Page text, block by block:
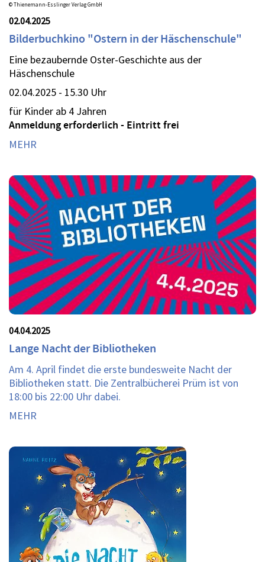
© Thienemann-Esslinger Verlag GmbH
02.04.2025
Bilderbuchkino "Ostern in der Häschenschule"
Eine bezaubernde Oster-Geschichte aus der
Häschenschule
02.04.2025 - 15.30 Uhr
für Kinder ab 4 Jahren
Anmeldung erforderlich - Eintritt frei
MEHR
04.04.2025
Lange Nacht der Bibliotheken
Am 4. April findet die erste bundesweite Nacht der
Bibliotheken statt. Die Zentralbücherei Prüm ist von
18:00 bis 22:00 Uhr dabei.
MEHR